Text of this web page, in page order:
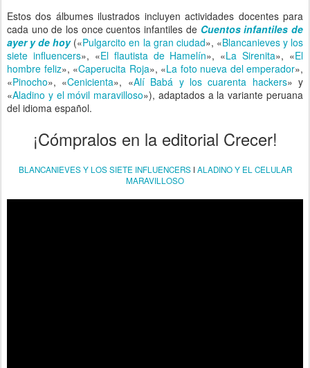
Estos dos álbumes ilustrados incluyen actividades docentes para
cada uno de los once cuentos infantiles de Cuentos infantiles de
ayer y de hoy(«Pulgarcito en la gran ciudad», «Blancanieves y los
siete influencers», «El flautista de Hamelín», «La Sirenita», «El
hombre feliz», «Caperucita Roja», «La foto nueva del emperador»,
«Pinocho», «Cenicienta», «Alí Babá y los cuarenta hackers» y
«Aladino y el móvil maravilloso»), adaptados a la variante peruana
del idioma español.
¡Cómpralos en la editorial Crecer!
BLANCANIEVES Y LOS SIETE INFLUENCERSǀ ALADINO Y EL CELULAR
MARAVILLOSO